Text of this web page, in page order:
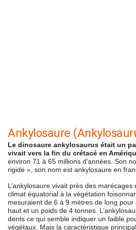
Ankylosaure
Le dinosaure ankylosaurus était un
vivait vers la fin du crétacé en
environ 71 à 65 millions d’années. Son
rigide », son nom est ankylosaure en
L’ankylosaure vivait près des
climat équatorial à la végétation
mesuraient de 6 à 9 mètres de long
haut et un poids de 4 tonnes.
dents ce qui semble indiquer un faible
végétaux. Mais la caractéristique